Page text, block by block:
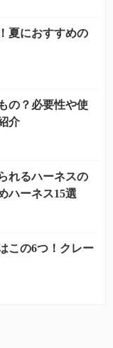
夏におすすめの
の？必要性や使
介
れるハーネスの
ハーネス15選
この6つ！クレー